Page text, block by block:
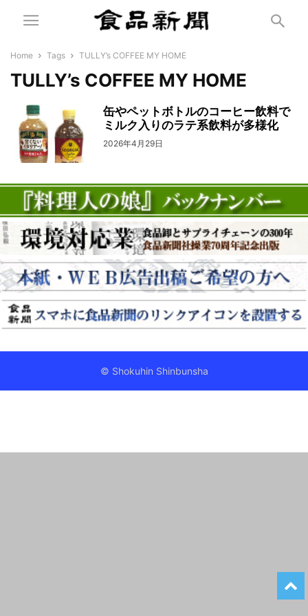
Home Tags TULLY’s COFFEE MY HOME
TULLY’s COFFEE MY HOME
缶やペットボトルのコーヒー飲料で
ミルク入りのラテ系飲料が多様化
2026年4月29日
© Shokuhin Shinbunsha